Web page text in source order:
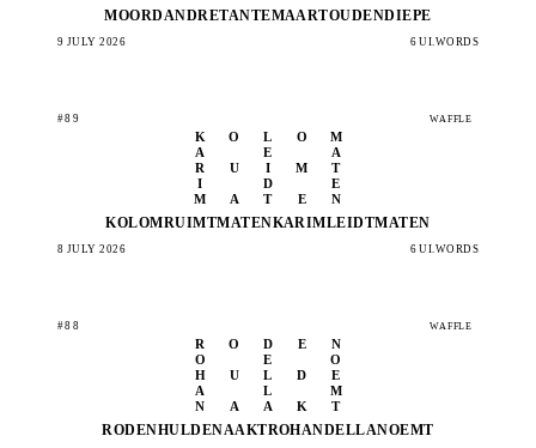
MOORDANDRETANTEMAARTOUDENDIEPE
9 JULY 2026 6 UI.WORDS
#89 WAFFLE
K O L O
M
A
E
A
R
U I M
T
I
D
E
M
A T E N
KOLOMRUIMTMATENKARIMLEIDTMATEN
8 JULY 2026 6 UI.WORDS
#88 WAFFLE
R O D E
N
O
E
O
H
U L D
E
A
L
M
N
A A K T
RODENHULDENAAKTROHANDELLANOEMT